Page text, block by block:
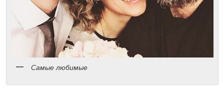
Самые любимые